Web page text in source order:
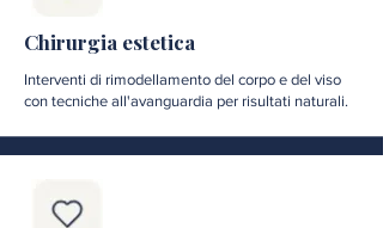
Chirurgia estetica
Interventi di rimodellamento del corpo e del viso
con tecniche all'avanguardia per risultati naturali.